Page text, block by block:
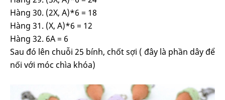
Hàng 30. (2X, A)*6 = 18
Hàng 31. (X, A)*6 = 12
Hàng 32. 6A = 6
Sau đó lên chuỗi 25 bính, chốt sợi ( đây là phần dây để
nối với móc chìa khóa)